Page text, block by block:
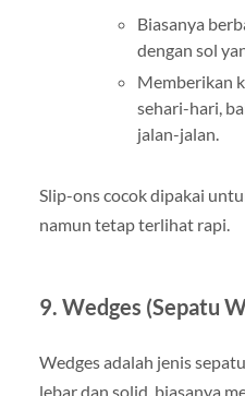
Biasanya
dengan sol
Memberikan
sehari-hari,
jalan-jalan.
Slip-ons cocok dipakai
namun tetap terlihat rapi.
9. Wedges (Sepatu
Wedges adalah jenis
lebar dan solid, biasanya